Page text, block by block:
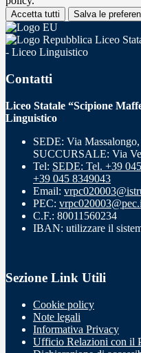
Accetta tutti Salva le
Liceo
- Liceo Linguistico
Contatti
Liceo Statale “Scipione
Linguistico
SEDE: Via
SUCCURSALE: Via
Tel: SEDE: Tel. +39
+39 045 8349043
Email:
PEC:
C.F.: 80011560234
IBAN: utilizzare il
Sezione Link Utili
Cookie policy
Note legali
Informativa Privacy
Ufficio Relazioni con il